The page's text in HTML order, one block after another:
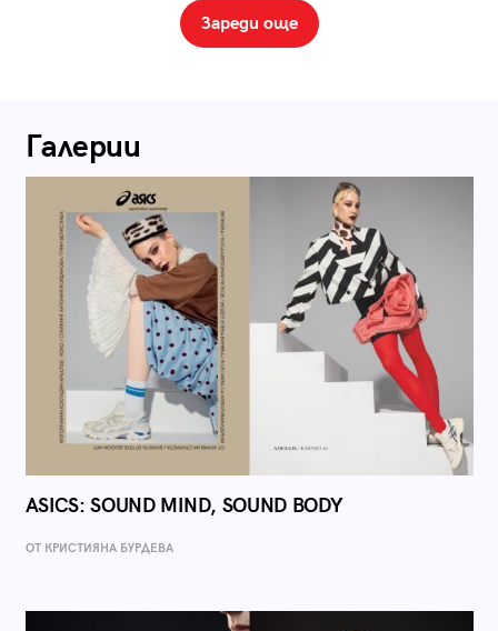
Зареди още
Галерии
ASICS: SOUND MIND, SOUND BODY
ОТ КРИСТИЯНА БУРДЕВА